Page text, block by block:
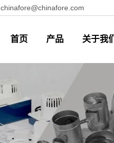
chinafore@chinafore.com
首页 产品 关于我们